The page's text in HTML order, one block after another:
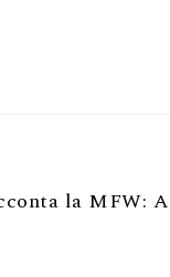
la MFW: